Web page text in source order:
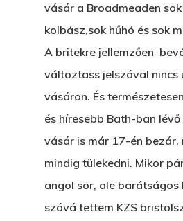
vásár a Broadmeaden
kolbász,sok hűhó és sok
A britekre jellemzően
változtass jelszóval nincs
vásáron. És
és híresebb Bath-ban
vásár is már 17-én bezár,
mindig tülekedni. Mikor
angol sör, ale barátságos
szóvá tettem KZS